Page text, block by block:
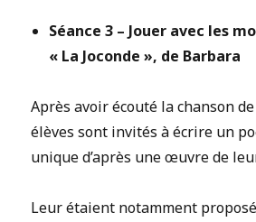
Séance 3 – Jouer avec les
« La Joconde », de Barbara
Après avoir écouté la chanson
élèves sont invités à écrire un
unique d’après une œuvre de
Leur étaient notamment